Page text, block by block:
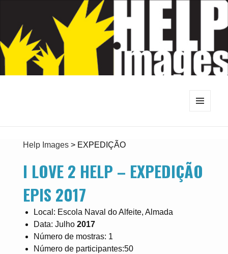
Help Images> EXPEDIÇÃO
I LOVE 2 HELP – EXPEDIÇÃO
EPIS 2017
Local: Escola Naval do Alfeite, Almada
Data: Julho2017
Número de mostras: 1
Número de participantes:50